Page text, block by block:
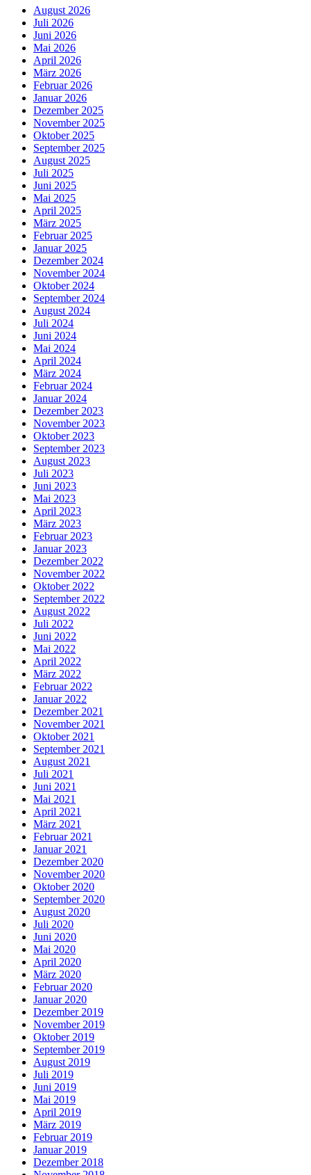
August 2026
Juli 2026
Juni 2026
Mai 2026
April 2026
März 2026
Februar 2026
Januar 2026
Dezember 2025
November 2025
Oktober 2025
September 2025
August 2025
Juli 2025
Juni 2025
Mai 2025
April 2025
März 2025
Februar 2025
Januar 2025
Dezember 2024
November 2024
Oktober 2024
September 2024
August 2024
Juli 2024
Juni 2024
Mai 2024
April 2024
März 2024
Februar 2024
Januar 2024
Dezember 2023
November 2023
Oktober 2023
September 2023
August 2023
Juli 2023
Juni 2023
Mai 2023
April 2023
März 2023
Februar 2023
Januar 2023
Dezember 2022
November 2022
Oktober 2022
September 2022
August 2022
Juli 2022
Juni 2022
Mai 2022
April 2022
März 2022
Februar 2022
Januar 2022
Dezember 2021
November 2021
Oktober 2021
September 2021
August 2021
Juli 2021
Juni 2021
Mai 2021
April 2021
März 2021
Februar 2021
Januar 2021
Dezember 2020
November 2020
Oktober 2020
September 2020
August 2020
Juli 2020
Juni 2020
Mai 2020
April 2020
März 2020
Februar 2020
Januar 2020
Dezember 2019
November 2019
Oktober 2019
September 2019
August 2019
Juli 2019
Juni 2019
Mai 2019
April 2019
März 2019
Februar 2019
Januar 2019
Dezember 2018